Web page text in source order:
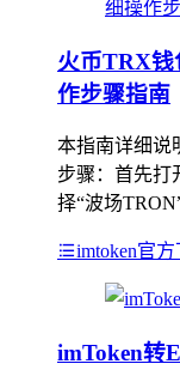
火币TRX钱
作步骤指南
本指南详细说
步骤：首先打
择“波场
imtoken官
imToken转